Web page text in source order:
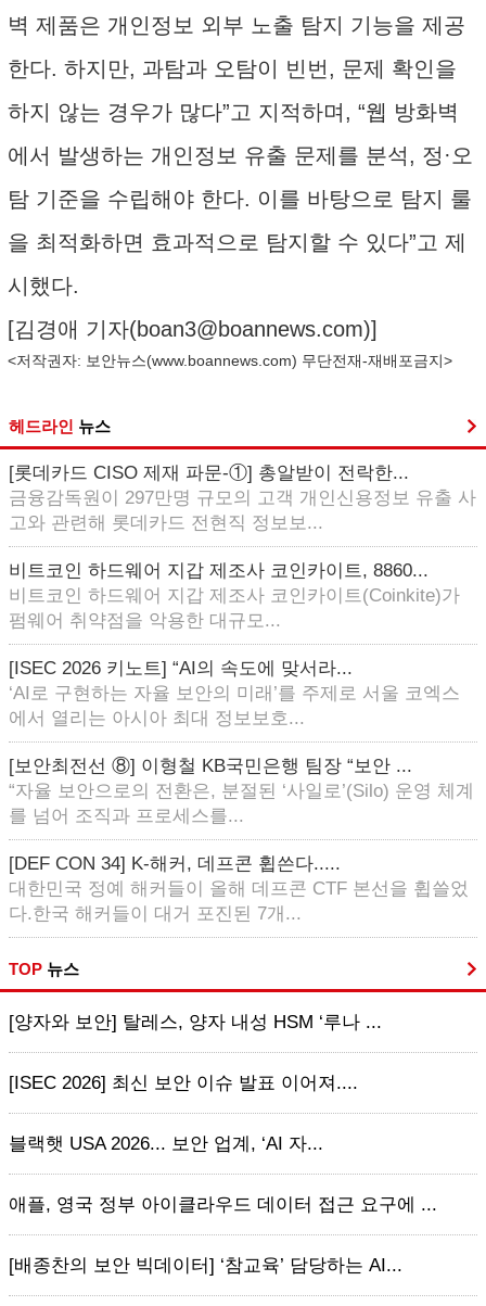
벽 제품은 개인정보 외부 노출 탐지 기능을 제공
한다. 하지만, 과탐과 오탐이 빈번, 문제 확인을
하지 않는 경우가 많다”고 지적하며, “웹 방화벽
에서 발생하는 개인정보 유출 문제를 분석, 정·오
탐 기준을 수립해야 한다. 이를 바탕으로 탐지 룰
을 최적화하면 효과적으로 탐지할 수 있다”고 제
시했다.
[김경애 기자(boan3@boannews.com)]
<저작권자: 보안뉴스(www.boannews.com) 무단전재-재배포금지>
헤드라인 뉴스
[롯데카드 CISO 제재 파문-①] 총알받이 전락한...
금융감독원이 297만명 규모의 고객 개인신용정보 유출 사
고와 관련해 롯데카드 전현직 정보보...
비트코인 하드웨어 지갑 제조사 코인카이트, 8860...
비트코인 하드웨어 지갑 제조사 코인카이트(Coinkite)가
펌웨어 취약점을 악용한 대규모...
[ISEC 2026 키노트] “AI의 속도에 맞서라...
‘AI로 구현하는 자율 보안의 미래’를 주제로 서울 코엑스
에서 열리는 아시아 최대 정보보호...
[보안최전선 ⑧] 이형철 KB국민은행 팀장 “보안 ...
“자율 보안으로의 전환은, 분절된 ‘사일로’(Silo) 운영 체계
를 넘어 조직과 프로세스를...
[DEF CON 34] K-해커, 데프콘 휩쓴다.....
대한민국 정예 해커들이 올해 데프콘 CTF 본선을 휩쓸었
다.한국 해커들이 대거 포진된 7개...
TOP 뉴스
[양자와 보안] 탈레스, 양자 내성 HSM ‘루나 ...
[ISEC 2026] 최신 보안 이슈 발표 이어져....
블랙햇 USA 2026... 보안 업계, ‘AI 자...
애플, 영국 정부 아이클라우드 데이터 접근 요구에 ...
[배종찬의 보안 빅데이터] ‘참교육’ 담당하는 AI...